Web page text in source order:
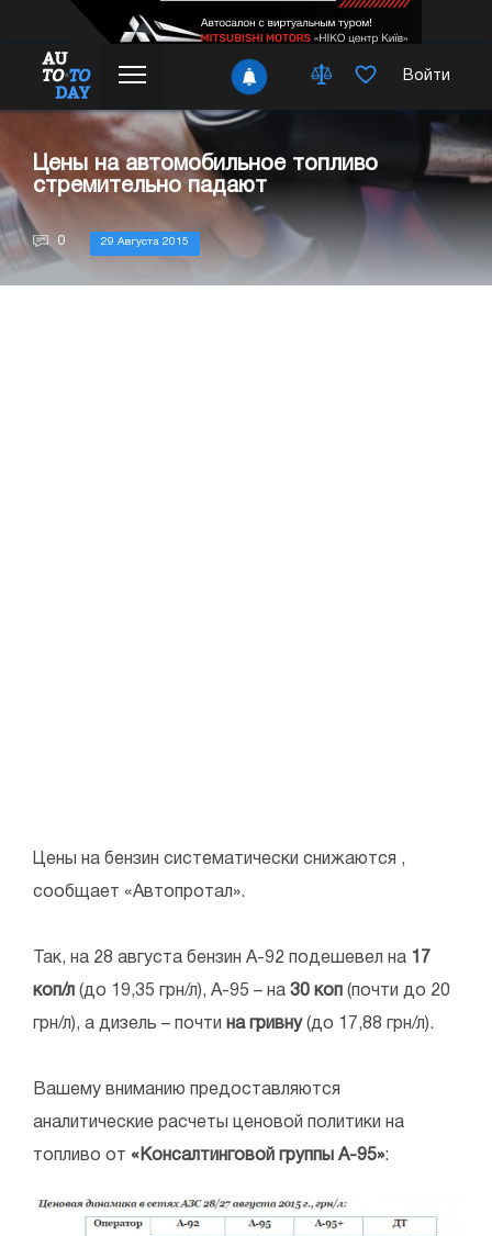
Войти
Цены на автомобильное топливо
стремительно падают
0 29 Августа 2015
Цены на бензин систематически снижаются ,
сообщает «Автопротал».
Так, на 28 августа бензин А-92 подешевел на 17
коп/л (до 19,35 грн/л), А-95 – на 30 коп (почти до 20
грн/л), а дизель – почти на гривну(до 17,88 грн/л).
Вашему вниманию предоставляются
аналитические расчеты ценовой политики на
топливо от «Консалтинговой группы А-95»: